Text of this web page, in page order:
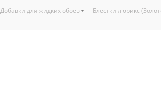
Добавки для жидких обоев - Блестки люрикс